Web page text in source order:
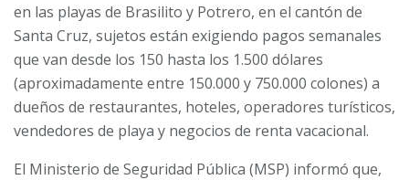
en las playas de Brasilito y Potrero, en el cantón de
Santa Cruz, sujetos están exigiendo pagos semanales
que van desde los 150 hasta los 1.500 dólares
(aproximadamente entre 150.000 y 750.000 colones) a
dueños de restaurantes, hoteles, operadores turísticos,
vendedores de playa y negocios de renta vacacional.
El Ministerio de Seguridad Pública (MSP) informó que,